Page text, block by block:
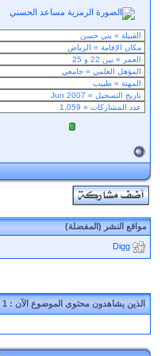
مواقع النشر (المفضلة)
Digg
الذين يشاهدون محتوى الموضوع الآن : 1